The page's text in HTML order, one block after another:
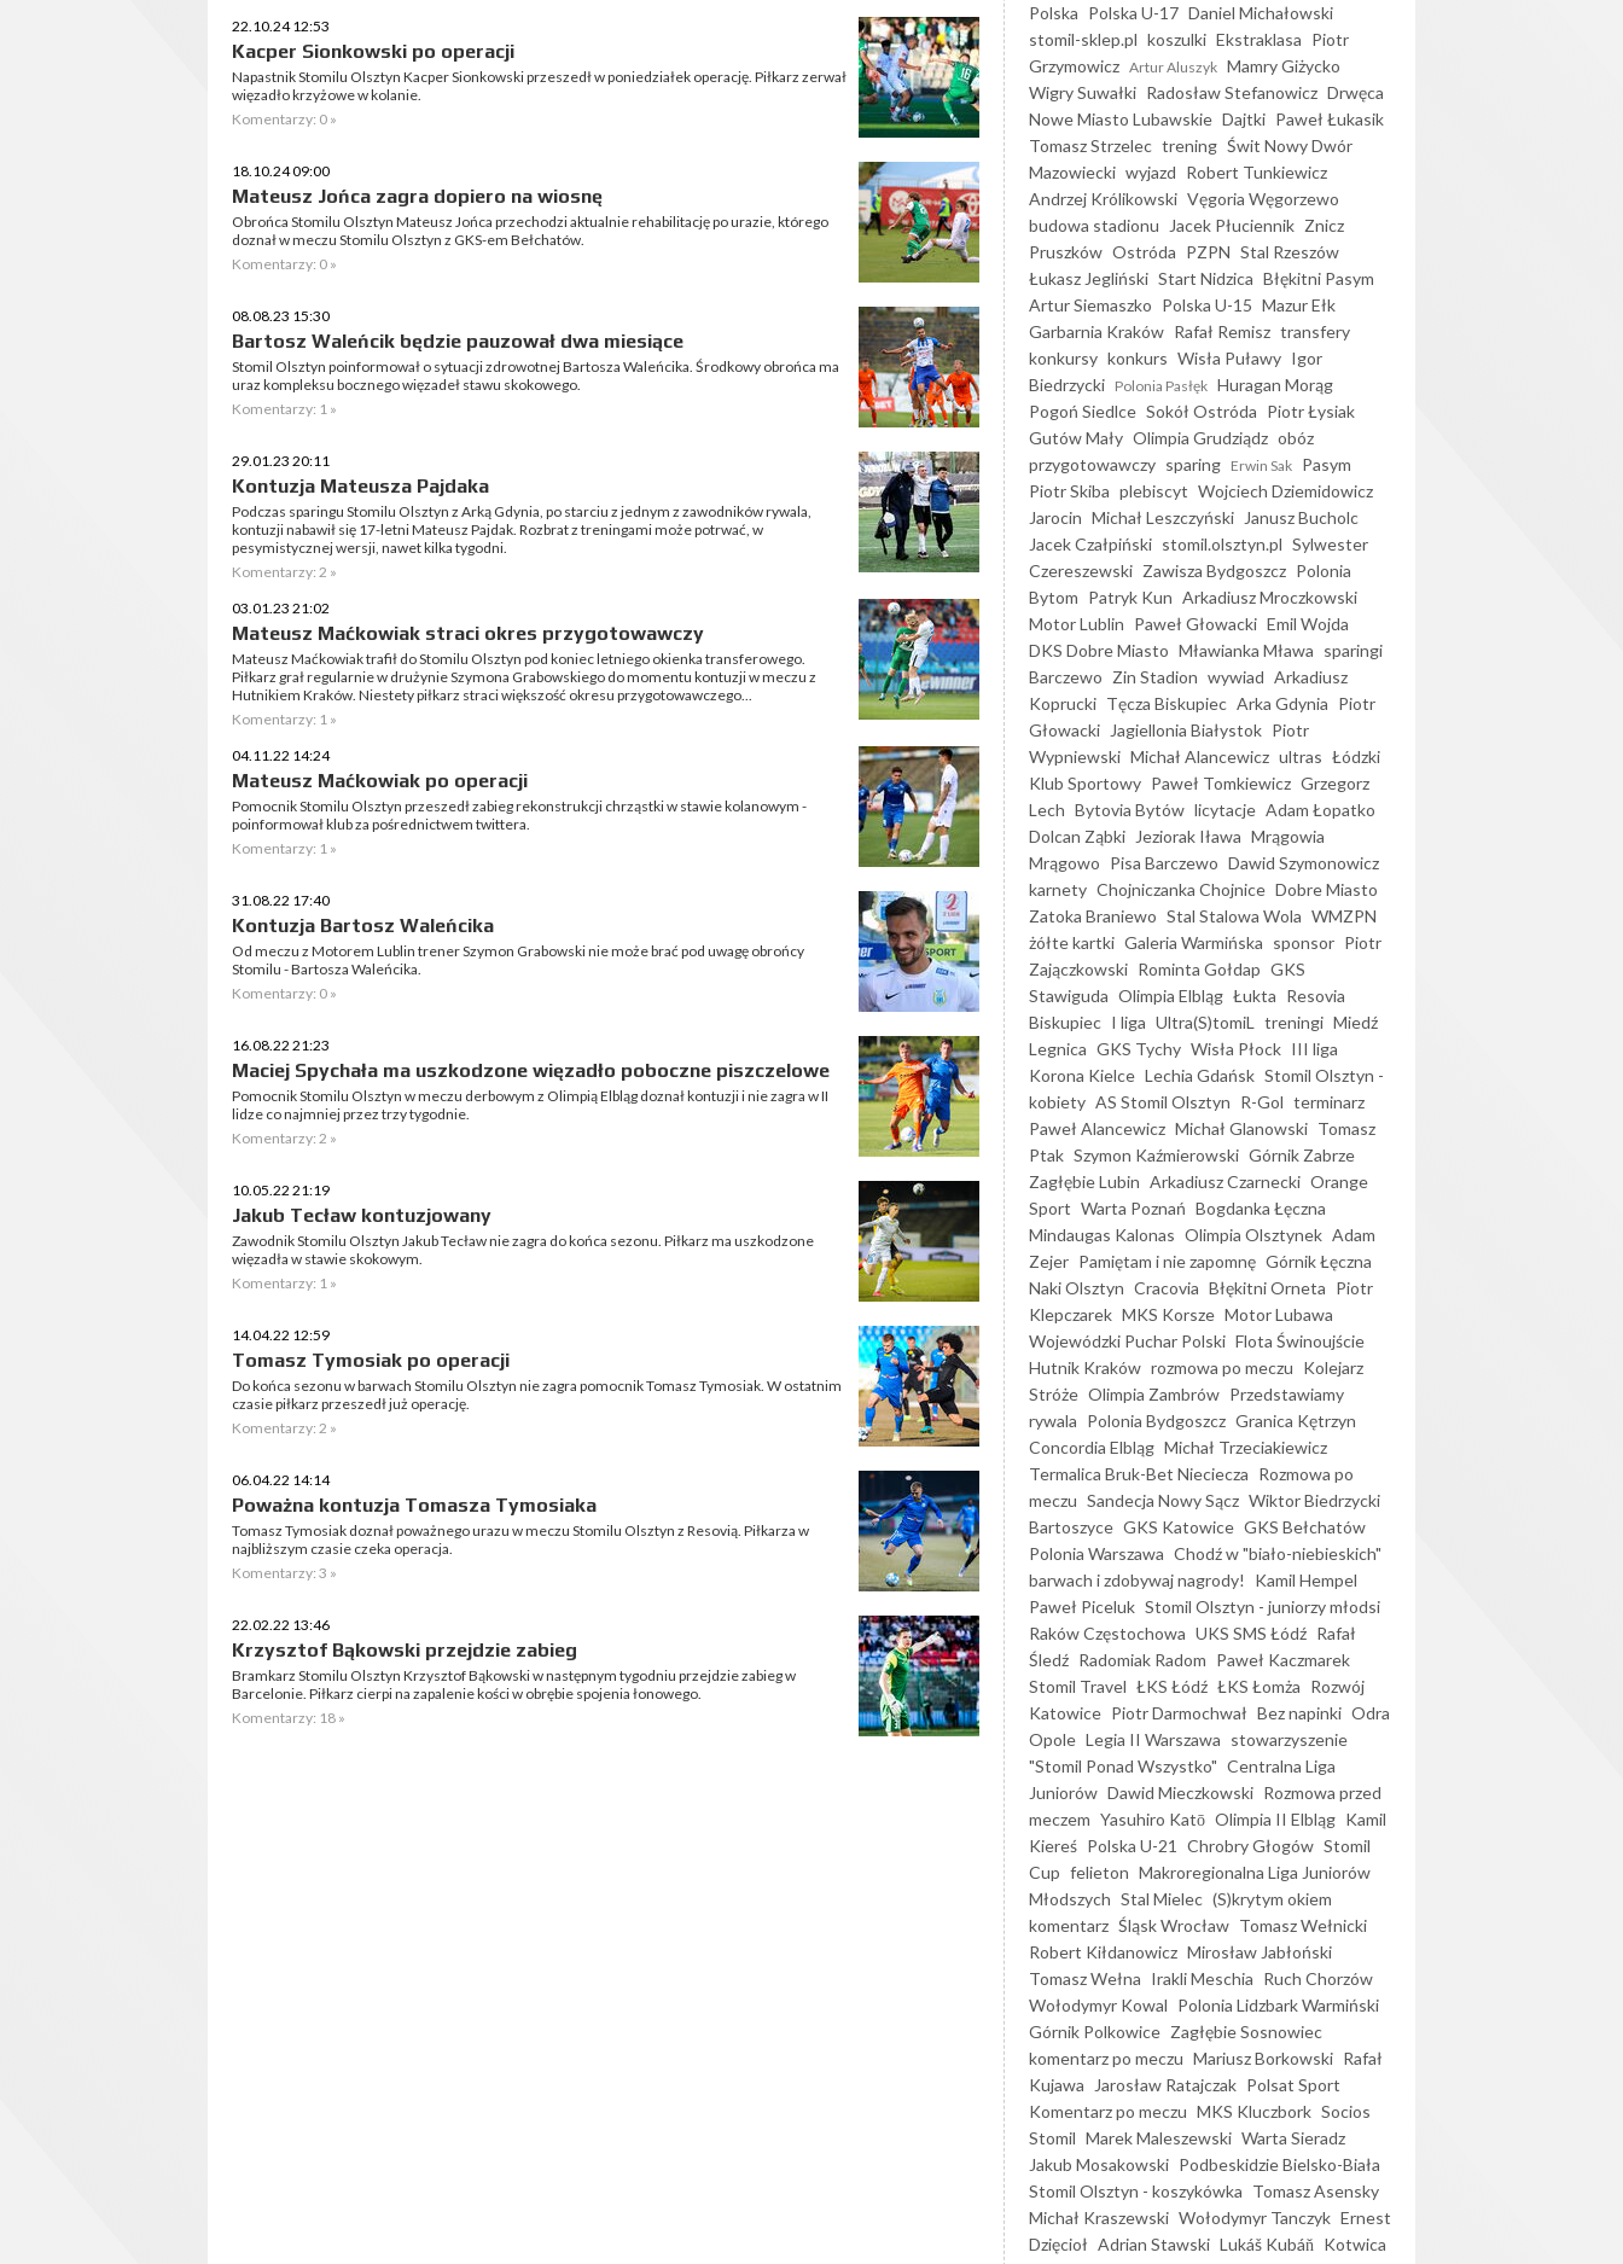
22.10.24 12:53
Kacper Sionkowski po operacji
Napastnik Stomilu Olsztyn Kacper Sionkowski przeszedł w poniedziałek operację. Piłkarz zerwał
więzadło krzyżowe w kolanie.
Komentarzy: 0 »
18.10.24 09:00
Mateusz Jońca zagra dopiero na wiosnę
Obrońca Stomilu Olsztyn Mateusz Jońca przechodzi aktualnie rehabilitację po urazie, którego
doznał w meczu Stomilu Olsztyn z GKS-em Bełchatów.
Komentarzy: 0 »
08.08.23 15:30
Bartosz Waleńcik będzie pauzował dwa miesiące
Stomil Olsztyn poinformował o sytuacji zdrowotnej Bartosza Waleńcika. Środkowy obrońca ma
uraz kompleksu bocznego więzadeł stawu skokowego.
Komentarzy: 1 »
29.01.23 20:11
Kontuzja Mateusza Pajdaka
Podczas sparingu Stomilu Olsztyn z Arką Gdynia, po starciu z jednym z zawodników rywala,
kontuzji nabawił się 17-letni Mateusz Pajdak. Rozbrat z treningami może potrwać, w
pesymistycznej wersji, nawet kilka tygodni.
Komentarzy: 2 »
03.01.23 21:02
Mateusz Maćkowiak straci okres przygotowawczy
Mateusz Maćkowiak trafił do Stomilu Olsztyn pod koniec letniego okienka transferowego.
Piłkarz grał regularnie w drużynie Szymona Grabowskiego do momentu kontuzji w meczu z
Hutnikiem Kraków. Niestety piłkarz straci większość okresu przygotowawczego...
Komentarzy: 1 »
04.11.22 14:24
Mateusz Maćkowiak po operacji
Pomocnik Stomilu Olsztyn przeszedł zabieg rekonstrukcji chrząstki w stawie kolanowym -
poinformował klub za pośrednictwem twittera.
Komentarzy: 1 »
31.08.22 17:40
Kontuzja Bartosz Waleńcika
Od meczu z Motorem Lublin trener Szymon Grabowski nie może brać pod uwagę obrońcy
Stomilu - Bartosza Waleńcika.
Komentarzy: 0 »
16.08.22 21:23
Maciej Spychała ma uszkodzone więzadło poboczne piszczelowe
Pomocnik Stomilu Olsztyn w meczu derbowym z Olimpią Elbląg doznał kontuzji i nie zagra w II
lidze co najmniej przez trzy tygodnie.
Komentarzy: 2 »
10.05.22 21:19
Jakub Tecław kontuzjowany
Zawodnik Stomilu Olsztyn Jakub Tecław nie zagra do końca sezonu. Piłkarz ma uszkodzone
więzadła w stawie skokowym.
Komentarzy: 1 »
14.04.22 12:59
Tomasz Tymosiak po operacji
Do końca sezonu w barwach Stomilu Olsztyn nie zagra pomocnik Tomasz Tymosiak. W ostatnim
czasie piłkarz przeszedł już operację.
Komentarzy: 2 »
06.04.22 14:14
Poważna kontuzja Tomasza Tymosiaka
Tomasz Tymosiak doznał poważnego urazu w meczu Stomilu Olsztyn z Resovią. Piłkarza w
najbliższym czasie czeka operacja.
Komentarzy: 3 »
22.02.22 13:46
Krzysztof Bąkowski przejdzie zabieg
Bramkarz Stomilu Olsztyn Krzysztof Bąkowski w następnym tygodniu przejdzie zabieg w
Barcelonie. Piłkarz cierpi na zapalenie kości w obrębie spojenia łonowego.
Komentarzy: 18 »
Polska Polska U-17 Daniel Michałowski
stomil-sklep.pl koszulki Ekstraklasa Piotr
Grzymowicz Artur Aluszyk Mamry Giżycko
Wigry Suwałki Radosław Stefanowicz Drwęca
Nowe Miasto Lubawskie Dajtki Paweł Łukasik
Tomasz Strzelec trening Świt Nowy Dwór
Mazowiecki wyjazd Robert Tunkiewicz
Andrzej Królikowski Vęgoria Węgorzewo
budowa stadionu
Jacek Płuciennik Znicz
Pruszków Ostróda PZPN Stal Rzeszów
Łukasz Jegliński Start Nidzica Błękitni Pasym
Artur Siemaszko Polska U-15 Mazur Ełk
Garbarnia Kraków Rafał Remisz transfery
konkursy konkurs Wisła Puławy Igor
Biedrzycki Polonia Pasłęk Huragan Morąg
Pogoń Siedlce Sokół Ostróda Piotr Łysiak
Gutów Mały Olimpia Grudziądz obóz
przygotowawczy sparing Erwin Sak Pasym
Piotr Skiba plebiscyt Wojciech Dziemidowicz
Jarocin Michał Leszczyński
Janusz Bucholc
Jacek Czałpiński stomil.olsztyn.pl Sylwester
Czereszewski Zawisza Bydgoszcz Polonia
Bytom Patryk Kun Arkadiusz Mroczkowski
Motor Lublin Paweł Głowacki Emil Wojda
DKS Dobre Miasto Mławianka Mława sparingi
Barczewo Zin Stadion wywiad Arkadiusz
Koprucki Tęcza Biskupiec Arka Gdynia Piotr
Głowacki
Jagiellonia Białystok Piotr
Wypniewski Michał Alancewicz ultras Łódzki
Klub Sportowy Paweł Tomkiewicz Grzegorz
Lech Bytovia Bytów licytacje Adam Łopatko
Dolcan Ząbki
Jeziorak Iława Mrągowia
Mrągowo Pisa Barczewo Dawid Szymonowicz
karnety Chojniczanka Chojnice Dobre Miasto
Zatoka Braniewo Stal Stalowa Wola WMZPN
żółte kartki Galeria Warmińska sponsor Piotr
Zajączkowski Rominta Gołdap GKS
Stawiguda Olimpia Elbląg Łukta Resovia
Biskupiec I liga Ultra(S)tomiL treningi Miedź
Legnica GKS Tychy Wisła Płock III liga
Korona Kielce Lechia Gdańsk Stomil Olsztyn -
kobiety AS Stomil Olsztyn R-Gol terminarz
Paweł Alancewicz Michał Glanowski Tomasz
Ptak Szymon Kaźmierowski Górnik Zabrze
Zagłębie Lubin Arkadiusz Czarnecki Orange
Sport Warta Poznań Bogdanka Łęczna
Mindaugas Kalonas Olimpia Olsztynek Adam
Zejer Pamiętam i nie zapomnę Górnik Łęczna
Naki Olsztyn Cracovia Błękitni Orneta Piotr
Klepczarek MKS Korsze Motor Lubawa
Wojewódzki Puchar Polski Flota Świnoujście
Hutnik Kraków rozmowa po meczu Kolejarz
Stróże Olimpia Zambrów Przedstawiamy
rywala Polonia Bydgoszcz Granica Kętrzyn
Concordia Elbląg Michał Trzeciakiewicz
Termalica Bruk-Bet Nieciecza Rozmowa po
meczu Sandecja Nowy Sącz Wiktor Biedrzycki
Bartoszyce GKS Katowice GKS Bełchatów
Polonia Warszawa Chodź w "biało-niebieskich"
barwach i zdobywaj nagrody!
Kamil Hempel
Paweł Piceluk Stomil Olsztyn - juniorzy młodsi
Raków Częstochowa UKS SMS Łódź Rafał
Śledź Radomiak Radom Paweł Kaczmarek
Stomil Travel ŁKS Łódź ŁKS Łomża Rozwój
Katowice Piotr Darmochwał Bez napinki Odra
Opole Legia II Warszawa stowarzyszenie
"Stomil Ponad Wszystko" Centralna Liga
Juniorów Dawid Mieczkowski Rozmowa przed
meczem Yasuhiro Katō Olimpia II Elbląg Kamil
Kiereś Polska U-21 Chrobry Głogów Stomil
Cup felieton Makroregionalna Liga Juniorów
Młodszych Stal Mielec (S)krytym okiem
komentarz Śląsk Wrocław Tomasz Wełnicki
Robert Kiłdanowicz Mirosław Jabłoński
Tomasz Wełna Irakli Meschia Ruch Chorzów
Wołodymyr Kowal Polonia Lidzbark Warmiński
Górnik Polkowice Zagłębie Sosnowiec
komentarz po meczu Mariusz Borkowski Rafał
Kujawa
Jarosław Ratajczak Polsat Sport
Komentarz po meczu MKS Kluczbork Socios
Stomil Marek Maleszewski Warta Sieradz
Jakub Mosakowski Podbeskidzie Bielsko-Biała
Stomil Olsztyn - koszykówka Tomasz Asensky
Michał Kraszewski Wołodymyr Tanczyk Ernest
Dzięcioł Adrian Stawski Lukáš Kubáň Kotwica